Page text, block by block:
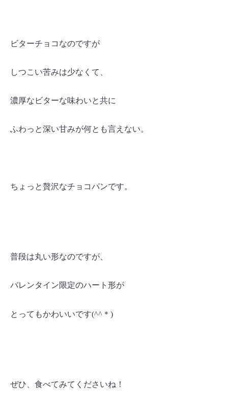
ビターチョコなのですが
しつこい苦みは少なくて、
濃厚なビターな味わいと共に
ふわっと深い甘みが何とも言えない。
ちょっと贅沢なチョコパンです。
普段は丸い形なのですが、
バレンタイン限定のハート形が
とってもかわいいです(^^ ＊ )
ぜひ、食べてみてくださいね！